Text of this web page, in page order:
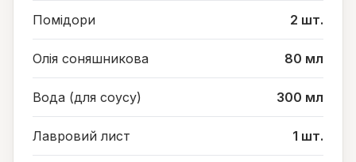
Помідори 2 шт.
Олія соняшникова 80 мл
Вода (для соусу) 300 мл
Лавровий лист 1 шт.